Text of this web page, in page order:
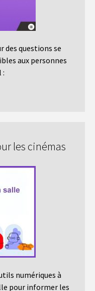
des questions se
aux personnes
:
les cinémas
numériques à
pour informer les